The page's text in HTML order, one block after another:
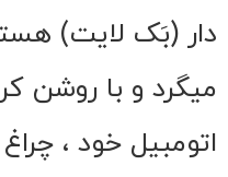
دار (بَک لایت)
میگرد و با روشن
اتومبیل خود ،